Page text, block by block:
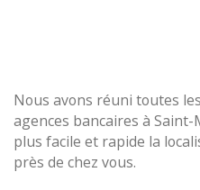
Nous avons réuni toutes
agences bancaires à
plus facile et rapide la
près de chez vous.